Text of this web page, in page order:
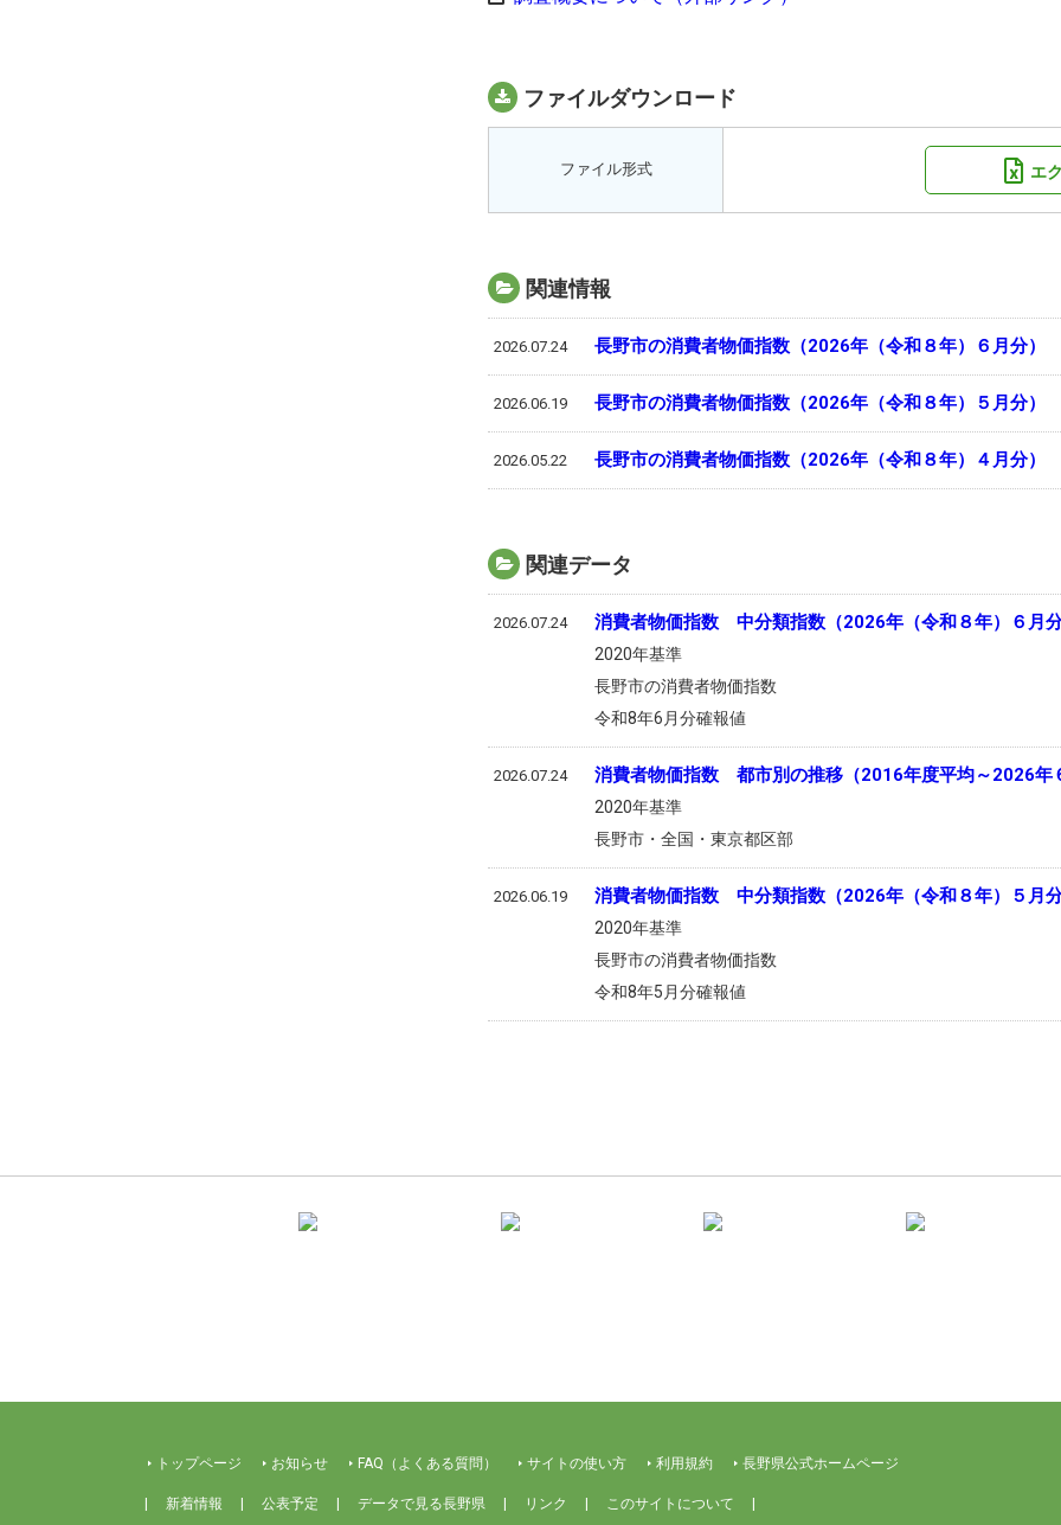
ファイルダウンロード
ファイル形式 エ
関連情報
2026.07.24 長野市の消費者物価指数（2026年（令和８年）６月分）
2026.06.19 長野市の消費者物価指数（2026年（令和８年）５月分）
2026.05.22 長野市の消費者物価指数（2026年（令和８年）４月分）
関連データ
2026.07.24 消費者物価指数 中分類指数（2026年（令和８年）６月分
2020年基準
長野市の消費者物価指数
令和8年6月分確報値
2026.07.24 消費者物価指数 都市別の推移（2016年度平均～2026年
2020年基準
長野市・全国・東京都区部
2026.06.19 消費者物価指数 中分類指数（2026年（令和８年）５月分
2020年基準
長野市の消費者物価指数
令和8年5月分確報値
トップページ お知らせ FAQ（よくある質問） サイトの使い方 利用規約 長野県公式ホームページ
新着情報 公表予定 データで見る長野県 リンク このサイトについて